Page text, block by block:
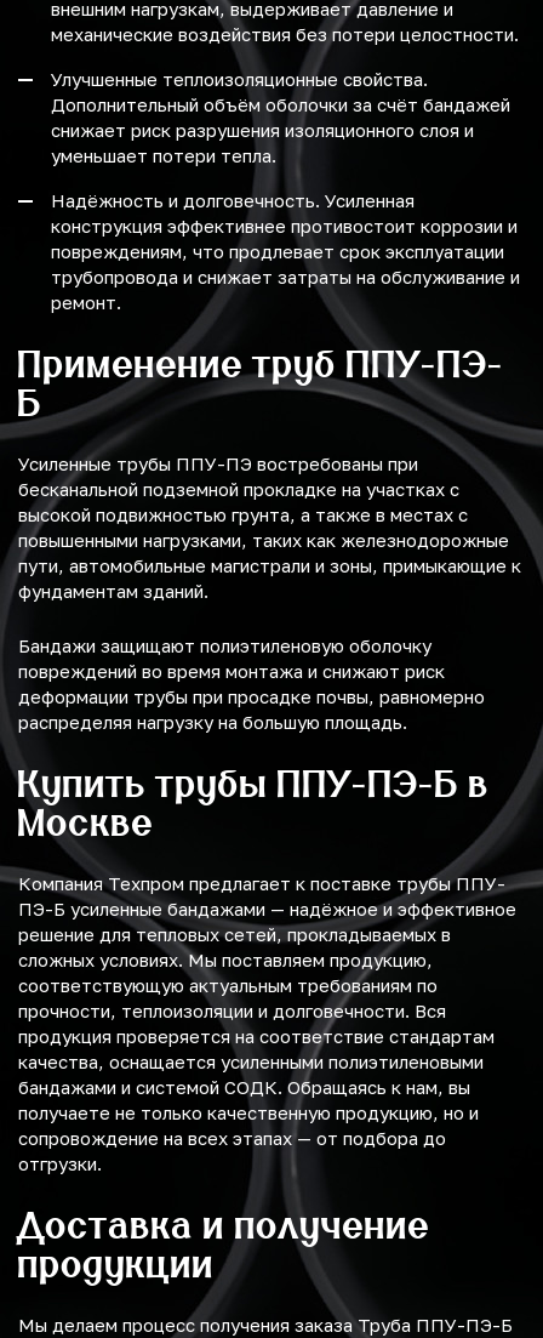
внешним нагрузкам, выдерживает давление и
механические воздействия без потери целостности.
Улучшенные теплоизоляционные свойства.
Дополнительный объём оболочки за счёт бандажей
снижает риск разрушения изоляционного слоя и
уменьшает потери тепла.
Надёжность и долговечность. Усиленная
конструкция эффективнее противостоит коррозии и
повреждениям, что продлевает срок эксплуатации
трубопровода и снижает затраты на обслуживание и
ремонт.
Применение труб ППУ-ПЭ-
Б
Усиленные трубы ППУ-ПЭ востребованы при
бесканальной подземной прокладке на участках с
высокой подвижностью грунта, а также в местах с
повышенными нагрузками, таких как железнодорожные
пути, автомобильные магистрали и зоны, примыкающие к
фундаментам зданий.
Бандажи защищают полиэтиленовую оболочку
повреждений во время монтажа и снижают риск
деформации трубы при просадке почвы, равномерно
распределяя нагрузку на большую площадь.
Купить трубы ППУ-ПЭ-Б в
Москве
Компания Техпром предлагает к поставке трубы ППУ-
ПЭ-Б усиленные бандажами — надёжное и эффективное
решение для тепловых сетей, прокладываемых в
сложных условиях. Мы поставляем продукцию,
соответствующую актуальным требованиям по
прочности, теплоизоляции и долговечности. Вся
продукция проверяется на соответствие стандартам
качества, оснащается усиленными полиэтиленовыми
бандажами и системой СОДК. Обращаясь к нам, вы
получаете не только качественную продукцию, но и
сопровождение на всех этапах — от подбора до
отгрузки.
Доставка и получение
продукции
Мы делаем процесс получения заказа Труба ППУ-ПЭ-Б